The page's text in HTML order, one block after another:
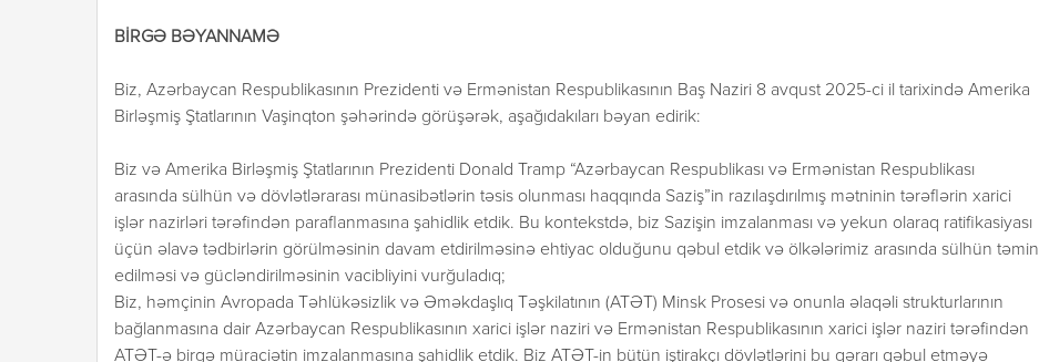
BİRGƏ BƏYANNAMƏ
Biz, Azərbaycan Respublikasının Prezidenti və Ermənistan Respublikasının Baş Naziri 8 avqust 2025-ci il tarixində Amerika
Birləşmiş Ştatlarının Vaşinqton şəhərində görüşərək, aşağıdakıları bəyan edirik:
Biz və Amerika Birləşmiş Ştatlarının Prezidenti Donald Tramp “Azərbaycan Respublikası və Ermənistan Respublikası
arasında sülhün və dövlətlərarası münasibətlərin təsis olunması haqqında Saziş”in razılaşdırılmış mətninin tərəflərin xarici
işlər nazirləri tərəfindən paraflanmasına şahidlik etdik. Bu kontekstdə, biz Sazişin imzalanması və yekun olaraq ratifikasiyası
üçün əlavə tədbirlərin görülməsinin davam etdirilməsinə ehtiyac olduğunu qəbul etdik və ölkələrimiz arasında sülhün təmin
edilməsi və gücləndirilməsinin vacibliyini vurğuladıq;
Biz, həmçinin Avropada Təhlükəsizlik və Əməkdaşlıq Təşkilatının (ATƏT) Minsk Prosesi və onunla əlaqəli strukturlarının
bağlanmasına dair Azərbaycan Respublikasının xarici işlər naziri və Ermənistan Respublikasının xarici işlər naziri tərəfindən
ATƏT-ə birgə müraciətin imzalanmasına şahidlik etdik. Biz ATƏT-in bütün iştirakçı dövlətlərini bu qərarı qəbul etməyə